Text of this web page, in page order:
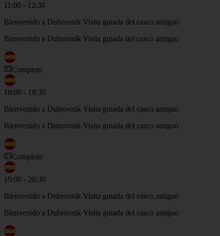
11:00 - 12:30
Bienvenido a Dubrovnik Visita guiada del casco antiguo
Bienvenido a Dubrovnik Visita guiada del casco antiguo
Completo
18:00 - 19:30
Bienvenido a Dubrovnik Visita guiada del casco antiguo
Bienvenido a Dubrovnik Visita guiada del casco antiguo
Completo
19:00 - 20:30
Bienvenido a Dubrovnik Visita guiada del casco antiguo
Bienvenido a Dubrovnik Visita guiada del casco antiguo